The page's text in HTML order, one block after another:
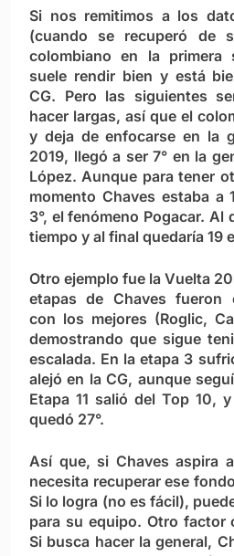
Si nos remitimos a los
(cuando se recuperó de
colombiano en la primera
suele rendir bien y está
CG. Pero las siguientes
hacer largas, así que el
y deja de enfocarse en la
2019, llegó a ser 7° en la
López. Aunque para tener
momento Chaves estaba a
3°, el fenómeno Pogacar. Al
tiempo y al final quedaría 19
Otro ejemplo fue la Vuelta
etapas de Chaves fueron
con los mejores (Roglic,
demostrando que sigue
escalada. En la etapa 3
alejó en la CG, aunque
Etapa 11 salió del Top 10,
quedó 27°.
Así que, si Chaves aspira
necesita recuperar ese
Si lo logra (no es fácil),
para su equipo. Otro factor
Si busca hacer la general,